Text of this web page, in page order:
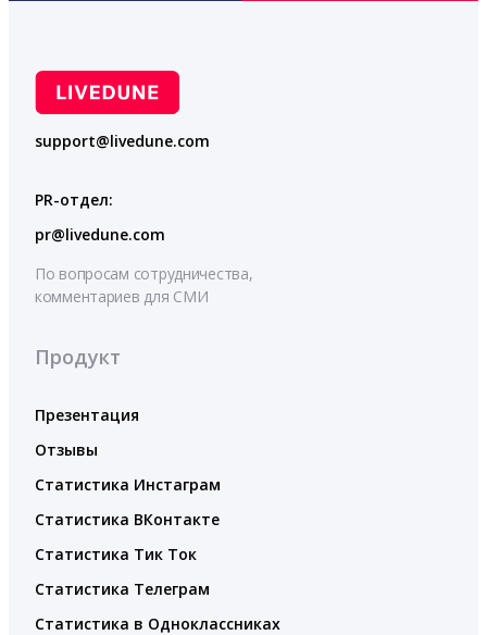
support@livedune.com
PR-отдел:
pr@livedune.com
По вопросам сотрудничества,
комментариев для СМИ
Продукт
Презентация
Отзывы
Статистика Инстаграм
Статистика ВКонтакте
Статистика Тик Ток
Статистика Телеграм
Статистика в Одноклассниках